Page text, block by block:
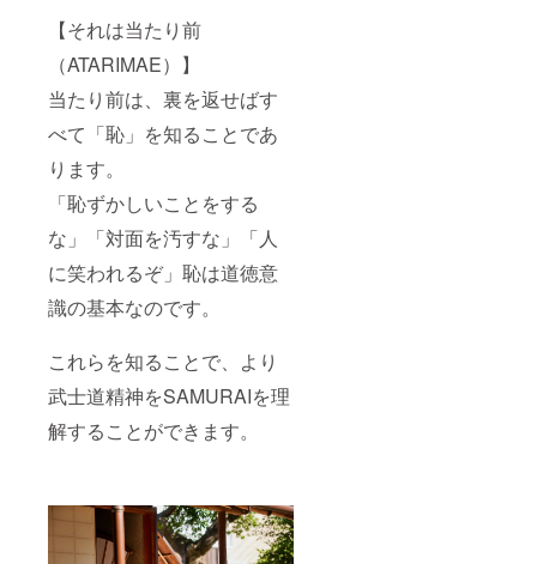
【それは当たり前
（ATARIMAE）】
当たり前は、裏を返せばす
べて「恥」を知ることであ
ります。
「恥ずかしいことをする
な」「対面を汚すな」「人
に笑われるぞ」恥は道徳意
識の基本なのです。
これらを知ることで、より
武士道精神をSAMURAIを理
解することができます。